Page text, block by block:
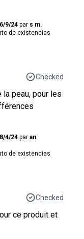
6/9/24 par s m.
de existencias
Checked
peau, pour les
4/24 par an
de existencias
Checked
ce produit et